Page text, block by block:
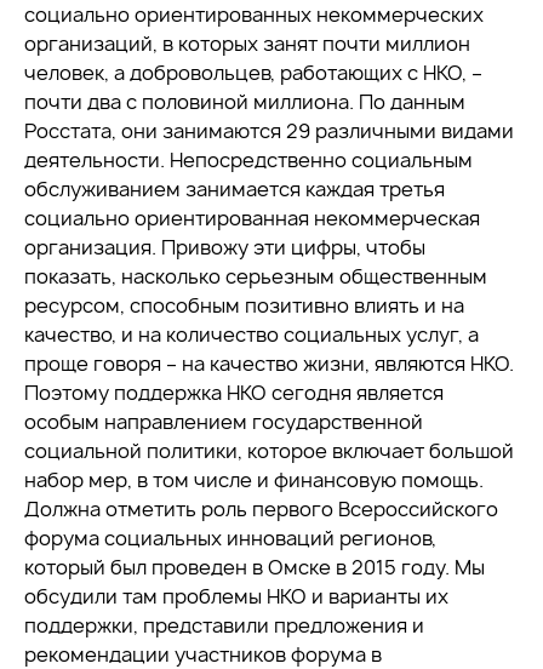
социально ориентированных некоммерческих
организаций, в которых занят почти миллион
человек, а добровольцев, работающих с НКО, –
почти два с половиной миллиона. По данным
Росстата, они занимаются 29 различными видами
деятельности. Непосредственно социальным
обслуживанием занимается каждая третья
социально ориентированная некоммерческая
организация. Привожу эти цифры, чтобы
показать, насколько серьезным общественным
ресурсом, способным позитивно влиять и на
качество, и на количество социальных услуг, а
проще говоря – на качество жизни, являются НКО.
Поэтому поддержка НКО сегодня является
особым направлением государственной
социальной политики, которое включает большой
набор мер, в том числе и финансовую помощь.
Должна отметить роль первого Всероссийского
форума социальных инноваций регионов,
который был проведен в Омске в 2015 году. Мы
обсудили там проблемы НКО и варианты их
поддержки, представили предложения и
рекомендации участников форума в